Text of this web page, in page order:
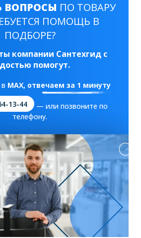
ВОПРОСЫ ПО ТОВАРУ
ПОМОЩЬ В
ПОДБОРЕ?
компании Сантехгид с
помогут.
MAX, отвечаем за 1 минуту
13-44
— или позвоните по
телефону.